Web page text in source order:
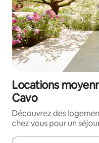
Locations
Cavo
Découvrez des
chez vous pour un